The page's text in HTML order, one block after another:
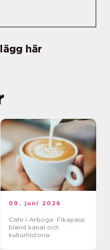
här
09. juni 2026
Cafe i Arboga: Fikapaus
bland kanal och
kulturhistoria